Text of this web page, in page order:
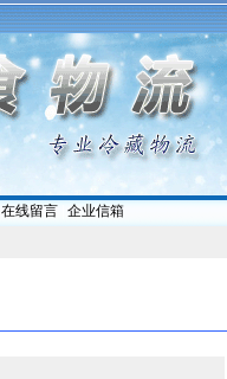
在线留言| 企业信箱